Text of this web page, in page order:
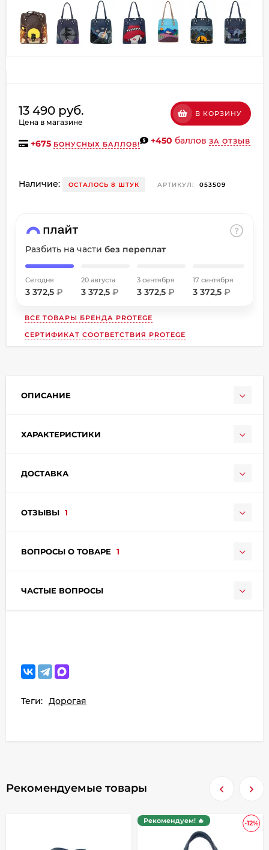
13 490 руб.
Цена в магазине
В КОРЗИНУ
+675 БОНУСНЫХ БАЛЛОВ! +450 баллов ЗА ОТЗЫВ
Наличие: ОСТАЛОСЬ 8 ШТУК АРТИКУЛ: 053509
Разбить на части без переплат
Сегодня
3 372,5 ₽
20 августа
3 372,5 ₽
3 сентября
3 372,5 ₽
17 сентября
3 372,5 ₽
ВСЕ ТОВАРЫ БРЕНДА PROTEGE
СЕРТИФИКАТ СООТВЕТСТВИЯ PROTEGE
ОПИСАНИЕ
ХАРАКТЕРИСТИКИ
ДОСТАВКА
ОТЗЫВЫ 1
ВОПРОСЫ О ТОВАРЕ 1
ЧАСТЫЕ ВОПРОСЫ
Подробнее
раз в
Остались вопросы?
plait.ru
Теги: Дорогая
Рекомендуемые товары
-12%
Рекомендуем! 🔥